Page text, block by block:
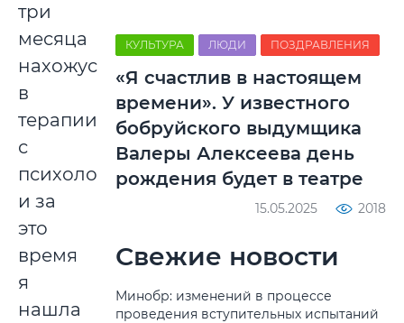
три
месяца
нахожусь
в
терапии
с
психологом,
и за
это
время
я
нашла
КУЛЬТУРА ЛЮДИ ПОЗДРАВЛЕНИЯ
«Я счастлив в настоящем
времени». У известного
бобруйского выдумщика
Валеры Алексеева день
рождения будет в театре
15.05.2025 2018
Свежие новости
Минобр: изменений в процессе
проведения вступительных испытаний